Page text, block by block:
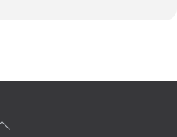
Back